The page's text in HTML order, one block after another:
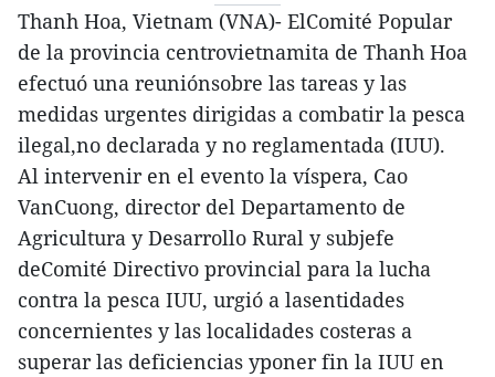
Thanh Hoa, Vietnam (VNA)- ElComité Popular
de la provincia centrovietnamita de Thanh Hoa
efectuó una reuniónsobre las tareas y las
medidas urgentes dirigidas a combatir la pesca
ilegal,no declarada y no reglamentada (IUU).
Al intervenir en el evento la víspera, Cao
VanCuong, director del Departamento de
Agricultura y Desarrollo Rural y subjefe
deComité Directivo provincial para la lucha
contra la pesca IUU, urgió a lasentidades
concernientes y las localidades costeras a
superar las deficiencias yponer fin la IUU en